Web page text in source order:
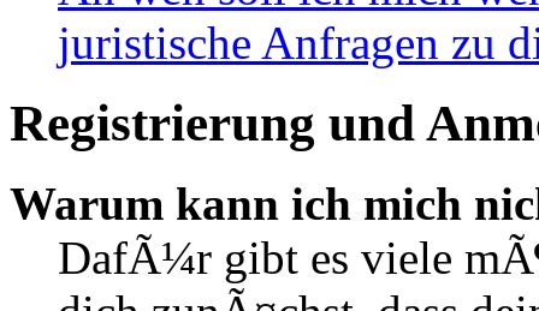
juristische Anfragen zu
Registrierung und
Warum kann ich mich
DafÃ¼r gibt es viele